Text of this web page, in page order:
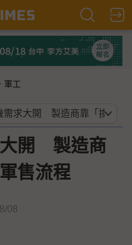
軍工
大開 製造商
售流程
08